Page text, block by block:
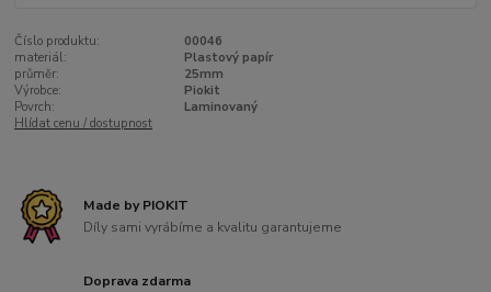
Číslo produktu:
00046
materiál:
Plastový papír
průměr:
25mm
Výrobce:
Piokit
Povrch:
Laminovaný
Hlídat cenu / dostupnost
Made by PIOKIT
Díly sami vyrábíme a kvalitu garantujeme
Doprava zdarma